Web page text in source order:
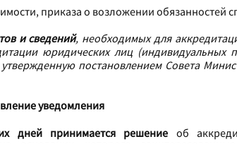
приказа о возложении обязанностей
и сведений, необходимых для
юридических лиц (индивидуальных
постановлением Совета
уведомления
дней принимается решение об